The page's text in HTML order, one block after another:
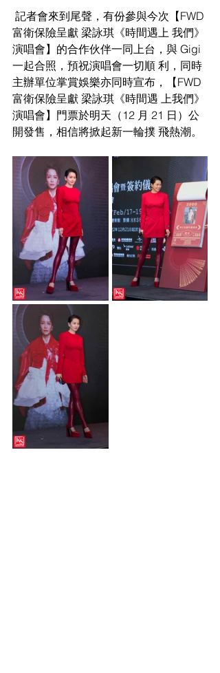
富衛保險呈獻 梁詠琪《時間遇上 我們》
演唱會】的合作伙伴一同上台，與 Gigi
一起合照，預祝演唱會一切順 利，同時
主辦單位掌賞娛樂亦同時宣布，【FWD
富衛保險呈獻 梁詠琪《時間遇 上我們》
演唱會】門票於明天（12 月 21 日）公
開發售，相信將掀起新一輪撲 飛熱潮。